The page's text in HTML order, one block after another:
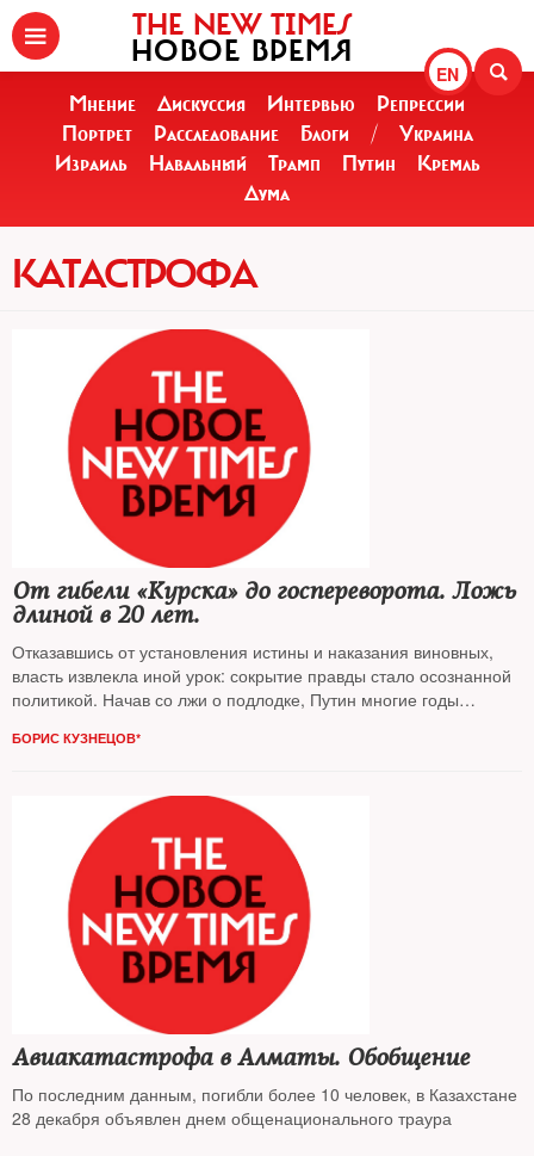
EN
THE NEW TIMES
НОВОЕ ВРЕМЯ
Мнение Дискуссия Интервью
Репрессии
Портрет
Расследование Блоги /
Украина
Израиль
Навальный Трамп Путин
Кремль
Дума
КАТАСТРОФА
От гибели «Курска» до госпереворота. Ложь
длиной в 20 лет.
Отказавшись от установления истины и наказания виновных,
власть извлекла иной урок: сокрытие правды стало осознанной
политикой. Начав со лжи о подлодке, Путин многие годы
правления, пишет адвокат, представлявший интересы семей
БОРИС КУЗНЕЦОВ*
Авиакатастрофа в Алматы. Обобщение
По последним данным, погибли более 10 человек, в Казахстане
28 декабря объявлен днем общенационального траура